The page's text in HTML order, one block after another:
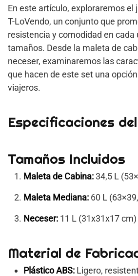
En este artículo, exploraremos el
T-LoVendo, un conjunto que
resistencia y comodidad en cada
tamaños. Desde la maleta de
neceser, examinaremos las
que hacen de este set una
viajeros.
Especificaciones
Tamaños Incluidos
Maleta de Cabina:34,5 L
Maleta Mediana: 60 L
Neceser: 11 L (31x31x17 cm)
Material de
Plástico ABS: Ligero,